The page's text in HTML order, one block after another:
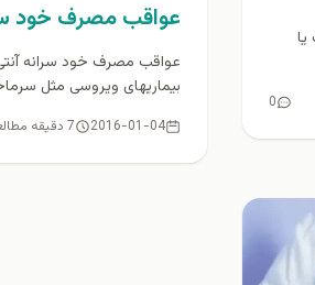
0
عواقب مصرف خود
عواقب مصرف خود سرانه آنتی
بيماريهای ويروسی مثل
2016-01-04 7 دقیقه مطالعه